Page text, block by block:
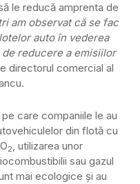
le reducă amprenta de
am observat că se fac
auto în vederea
reducere a emisiilor
directorul comercial al
care companiile le au
din flotă cu
2, utilizarea unor
sau gazul
mai ecologice și au